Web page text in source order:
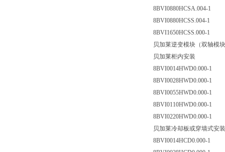
8BVI0880HCSA.004-1
8BVI0880HCSS.004-1
8BVI1650HCSS.000-1
贝加莱逆变模块（双轴模
贝加莱柜内安装
8BVI0014HWD0.000-1
8BVI0028HWD0.000-1
8BVI0055HWD0.000-1
8BVI0110HWD0.000-1
8BVI0220HWD0.000-1
贝加莱冷却板或穿墙式安装
8BVI0014HCD0.000-1